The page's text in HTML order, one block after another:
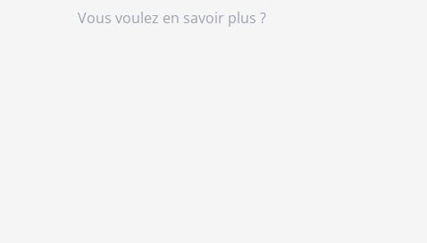
Vous voulez en savoir plus ?